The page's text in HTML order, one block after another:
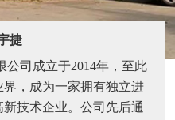
捷
司成立于2014年，至此
，成为一家拥有独立进
技术企业。公司先后通